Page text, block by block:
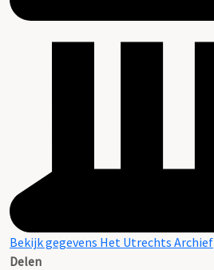
Bekijk gegevens Het Utrechts Archief
Delen